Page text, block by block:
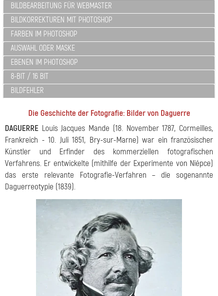
BILDBEARBEITUNG FÜR WEBMASTER
BILDKORREKTUREN MIT PHOTOSHOP
FARBEN IM PHOTOSHOP
AUSWAHL ODER MASKE
EBENEN IM PHOTOSHOP
8-BIT / 16 BIT
BILDFEHLER
Die Geschichte der Fotografie: Bilder von Daguerre
DAGUERRE Louis Jacques Mande (18. November 1787, Cormeilles,
Frankreich - 10. Juli 1851, Bry-sur-Marne) war ein französischer
Künstler und Erfinder des kommerziellen fotografischen
Verfahrens. Er entwickelte (mithilfe der Experimente von Niépce)
das erste relevante Fotografie-Verfahren – die sogenannte
Daguerreotypie (1839).